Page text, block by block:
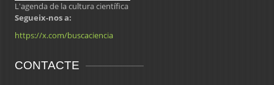
L'agenda de la cultura científica
Segueix-nos a:
https://x.com/buscaciencia
CONTACTE